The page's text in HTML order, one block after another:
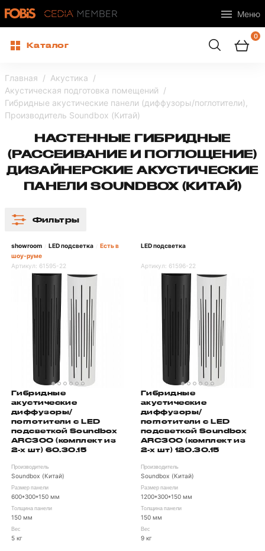
Меню
Каталог
0
Главная
Акустика
Акустическая подготовка помещений
Гибридные акустические панели (диффузоры/поглотители),
Производитель Soundbox (Китай)
НАСТЕННЫЕ ГИБРИДНЫЕ
(РАССЕИВАНИЕ И ПОГЛОЩЕНИЕ)
ДИЗАЙНЕРСКИЕ АКУСТИЧЕСКИЕ
ПАНЕЛИ SOUNDBOX (КИТАЙ)
Фильтры
showroom LED подсветка
Есть в
шоу-руме
Артикул: 61595-22
Гибридные
акустические
диффузоры/
поглотители с LED
подсветкой Soundbox
ARC300 (комплект из
2-х шт) 60.30.15
Производитель
Soundbox (Китай)
Размер панели
600*300*150 мм
Толщина панели
150 мм
Вес
5 кг
LED подсветка
Артикул: 61596-22
Гибридные
акустические
диффузоры/
поглотители с LED
подсветкой Soundbox
ARC300 (комплект из
2-х шт) 120.30.15
Производитель
Soundbox (Китай)
Размер панели
1200*300*150 мм
Толщина панели
150 мм
Вес
9 кг